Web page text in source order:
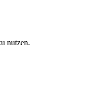
nutzen.